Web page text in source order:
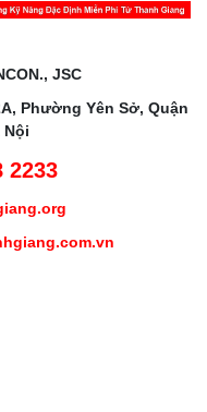
JSC
Phường Yên Sở, Quận
Nội
2233